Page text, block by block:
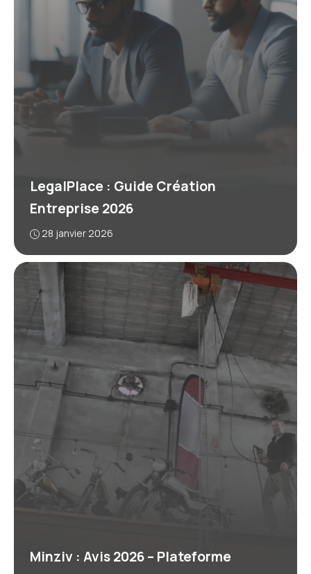
LegalPlace : Guide Création
Entreprise 2026
28 janvier 2026
Minziv : Avis 2026 – Plateforme